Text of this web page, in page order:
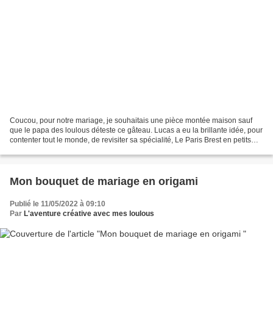
Coucou, pour notre mariage, je souhaitais une pièce montée maison sauf
que le papa des loulous déteste ce gâteau. Lucas a eu la brillante idée, pour
contenter tout le monde, de revisiter sa spécialité, Le Paris Brest en petits
Mon bouquet de mariage en origami
Publié le 11/05/2022 à 09:10
Par L'aventure créative avec mes loulous